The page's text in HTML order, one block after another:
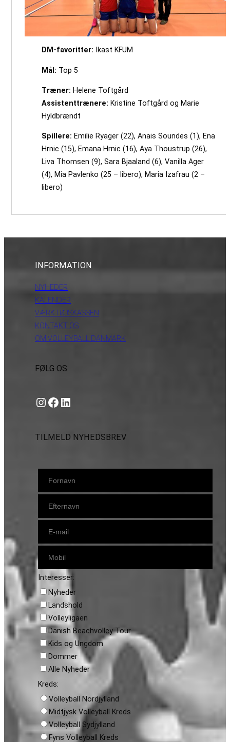
DM-favoritter: Ikast KFUM
Mål: Top 5
Træner: Helene Toftgård
Assistenttrænere: Kristine Toftgård og Marie
Hyldbrændt
Spillere: Emilie Ryager (22), Anais Soundes (1), Ena
Hrnic (15), Emana Hrnic (16), Aya Thoustrup (26),
Liva Thomsen (9), Sara Bjaaland (6), Vanilla Ager
(4), Mia Pavlenko (25 – libero), Maria Izafrau (2 –
libero)
INFORMATION
NYHEDER
KALENDER
VÆRKTØJSKASSEN
KONTAKT OS
OM VOLLEYBALL DANMARK
FØLG OS
Instagram https://www.facebook.com/danishbeachvolleytour LinkedIn
TILMELD NYHEDSBREV
Interesser:
Nyheder
Landshold
Volleyligaen
Danish Beachvolley Tour
Kids og Ungdom
Dommer
Alle Nyheder
Kreds:
Volleyball Nordjylland
Midtjysk Volleyball Kreds
Volleyball Sydjylland
Fyns Volleyball Kreds